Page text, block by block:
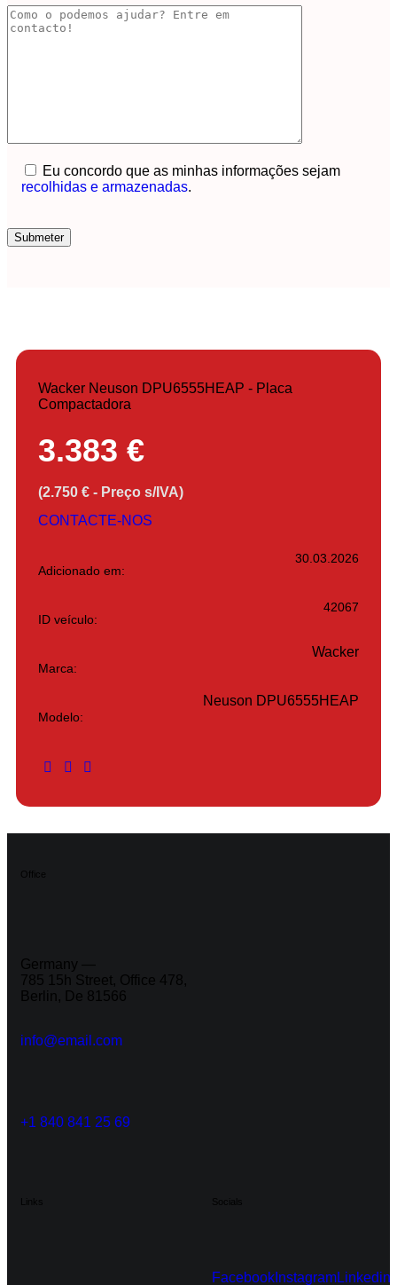
Eu concordo que as minhas informações sejam
recolhidas e armazenadas.
Wacker Neuson DPU6555HEAP - Placa
Compactadora
3.383 €
(2.750 € - Preço s/IVA)
CONTACTE-NOS
Adicionado em:
30.03.2026
ID veículo:
42067
Marca:
Wacker
Modelo:
Neuson DPU6555HEAP
Office
Germany —
785 15h Street, Office 478,
Berlin, De 81566
info@email.com
+1 840 841 25 69
Links Socials
Facebook InstagramLinkedin